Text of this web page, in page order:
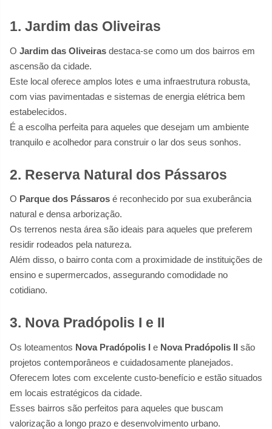
1. Jardim das Oliveiras
O Jardim das Oliveiras destaca-se como um dos bairros em
ascensão da cidade.
Este local oferece amplos lotes e uma infraestrutura robusta,
com vias pavimentadas e sistemas de energia elétrica bem
estabelecidos.
É a escolha perfeita para aqueles que desejam um ambiente
tranquilo e acolhedor para construir o lar dos seus sonhos.
2. Reserva Natural dos Pássaros
O Parque dos Pássaros é reconhecido por sua exuberância
natural e densa arborização.
Os terrenos nesta área são ideais para aqueles que preferem
residir rodeados pela natureza.
Além disso, o bairro conta com a proximidade de instituições de
ensino e supermercados, assegurando comodidade no
cotidiano.
3. Nova Pradópolis I e II
Os loteamentos Nova Pradópolis I e Nova Pradópolis II são
projetos contemporâneos e cuidadosamente planejados.
Oferecem lotes com excelente custo-benefício e estão situados
em locais estratégicos da cidade.
Esses bairros são perfeitos para aqueles que buscam
valorização a longo prazo e desenvolvimento urbano.